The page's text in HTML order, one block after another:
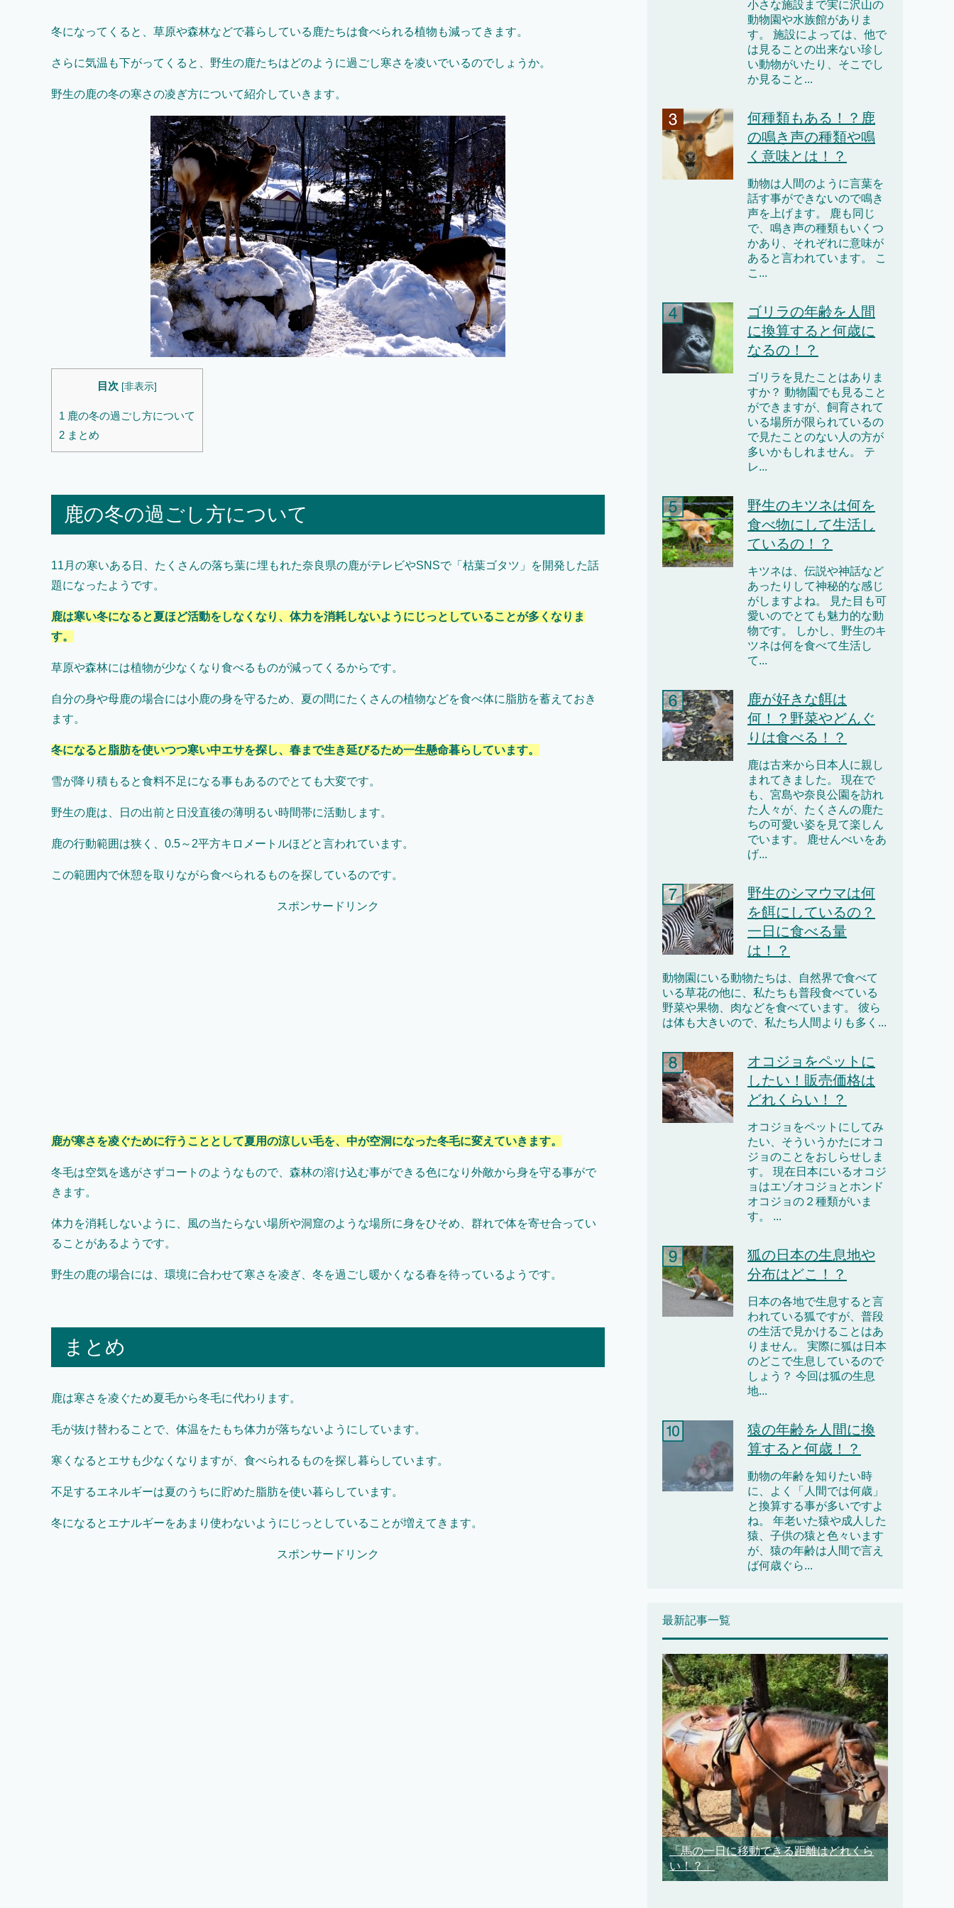
冬になってくると、草原や森林などで暮らしている鹿たちは食べられる植物も減ってきます。
さらに気温も下がってくると、野生の鹿たちはどのように過ごし寒さを凌いでいるのでしょうか。
野生の鹿の冬の寒さの凌ぎ方について紹介していきます。
目次 [非表示]
1 鹿の冬の過ごし方について
2 まとめ
鹿の冬の過ごし方について
11月の寒いある日、たくさんの落ち葉に埋もれた奈良県の鹿がテレビやSNSで「枯葉ゴタツ」を開発した話
題になったようです。
鹿は寒い冬になると夏ほど活動をしなくなり、体力を消耗しないようにじっとしていることが多くなりま
す。
草原や森林には植物が少なくなり食べるものが減ってくるからです。
自分の身や母鹿の場合には小鹿の身を守るため、夏の間にたくさんの植物などを食べ体に脂肪を蓄えておき
ます。
冬になると脂肪を使いつつ寒い中エサを探し、春まで生き延びるため一生懸命暮らしています。
雪が降り積もると食料不足になる事もあるのでとても大変です。
野生の鹿は、日の出前と日没直後の薄明るい時間帯に活動します。
鹿の行動範囲は狭く、0.5～2平方キロメートルほどと言われています。
この範囲内で休憩を取りながら食べられるものを探しているのです。
スポンサードリンク
鹿が寒さを凌ぐために行うこととして夏用の涼しい毛を、中が空洞になった冬毛に変えていきます。
冬毛は空気を逃がさずコートのようなもので、森林の溶け込む事ができる色になり外敵から身を守る事がで
きます。
体力を消耗しないように、風の当たらない場所や洞窟のような場所に身をひそめ、群れで体を寄せ合ってい
ることがあるようです。
野生の鹿の場合には、環境に合わせて寒さを凌ぎ、冬を過ごし暖かくなる春を待っているようです。
まとめ
鹿は寒さを凌ぐため夏毛から冬毛に代わります。
毛が抜け替わることで、体温をたもち体力が落ちないようにしています。
寒くなるとエサも少なくなりますが、食べられるものを探し暮らしています。
不足するエネルギーは夏のうちに貯めた脂肪を使い暮らしています。
冬になるとエナルギーをあまり使わないようにじっとしていることが増えてきます。
スポンサードリンク
小さな施設まで実に沢山の
動物園や水族館がありま
す。 施設によっては、他で
は見ることの出来ない珍し
い動物がいたり、そこでし
か見ること...
何種類もある！？鹿
の鳴き声の種類や鳴
く意味とは！？
動物は人間のように言葉を
話す事ができないので鳴き
声を上げます。 鹿も同じ
で、鳴き声の種類もいくつ
かあり、それぞれに意味が
あると言われています。 こ
こ...
ゴリラの年齢を人間
に換算すると何歳に
なるの！？
ゴリラを見たことはありま
すか？ 動物園でも見ること
ができますが、飼育されて
いる場所が限られているの
で見たことのない人の方が
多いかもしれません。 テ
レ...
野生のキツネは何を
食べ物にして生活し
ているの！？
キツネは、伝説や神話など
あったりして神秘的な感じ
がしますよね。 見た目も可
愛いのでとても魅力的な動
物です。 しかし、野生のキ
ツネは何を食べて生活し
て...
鹿が好きな餌は
何！？野菜やどんぐ
りは食べる！？
鹿は古来から日本人に親し
まれてきました。 現在で
も、宮島や奈良公園を訪れ
た人々が、たくさんの鹿た
ちの可愛い姿を見て楽しん
でいます。 鹿せんべいをあ
げ...
野生のシマウマは何
を餌にしているの？
一日に食べる量
は！？
動物園にいる動物たちは、自然界で食べて
いる草花の他に、私たちも普段食べている
野菜や果物、肉などを食べています。 彼ら
は体も大きいので、私たち人間よりも多く...
オコジョをペットに
したい！販売価格は
どれくらい！？
オコジョをペットにしてみ
たい、そういうかたにオコ
ジョのことをおしらせしま
す。 現在日本にいるオコジ
ョはエゾオコジョとホンド
オコジョの２種類がいま
す。 ...
狐の日本の生息地や
分布はどこ！？
日本の各地で生息すると言
われている狐ですが、普段
の生活で見かけることはあ
りません。 実際に狐は日本
のどこで生息しているので
しょう？ 今回は狐の生息
地...
猿の年齢を人間に換
算すると何歳！？
動物の年齢を知りたい時
に、よく「人間では何歳」
と換算する事が多いですよ
ね。 年老いた猿や成人した
猿、子供の猿と色々います
が、猿の年齢は人間で言え
ば何歳ぐら...
最新記事一覧
「馬の一日に移動できる距離はどれくら
い！？」